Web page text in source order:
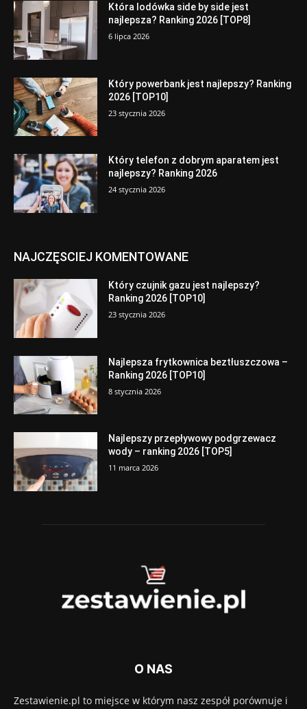
Która lodówka side by side jest
najlepsza? Ranking 2026 [TOP8]
6 lipca 2026
Który powerbank jest najlepszy? Ranking
2026 [TOP10]
23 stycznia 2026
Który telefon z dobrym aparatem jest
najlepszy? Ranking 2026
24 stycznia 2026
NAJCZĘSCIEJ KOMENTOWANE
Który czujnik gazu jest najlepszy?
Ranking 2026 [TOP10]
23 stycznia 2026
Najlepsza frytkownica beztłuszczowa –
Ranking 2026 [TOP10]
8 stycznia 2026
Najlepszy przepływowy podgrzewacz
wody – ranking 2026 [TOP5]
11 marca 2026
O NAS
Zestawienie.pl to miejsce w którym nasz zespół porównuje i